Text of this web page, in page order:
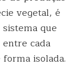
vegetal, é
que
cada
isolada.